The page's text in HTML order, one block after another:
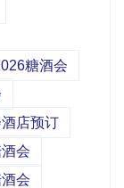
糖酒会
店预订
会
会